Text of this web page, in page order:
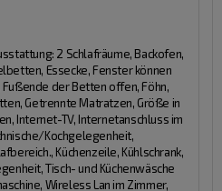
2 Schlafräume, Backofen,
Essecke, Fenster können
der Betten offen, Föhn,
Getrennte Matratzen, Größe in
Internet-TV, Internetanschluss im
Kochgelegenheit,
Küchenzeile, Kühlschrank,
Tisch- und Küchenwäsche
Wireless Lan im Zimmer,